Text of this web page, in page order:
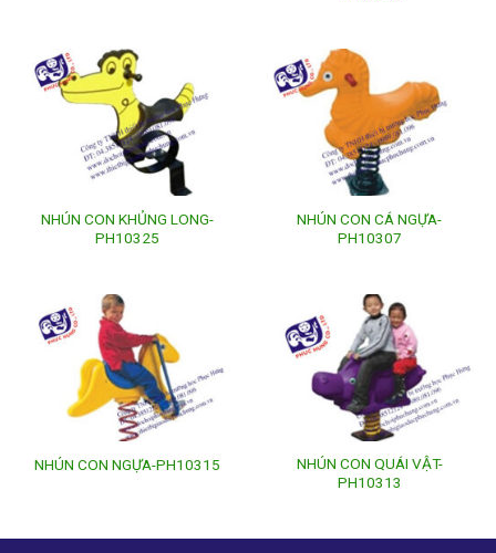
NHÚN CON KHỦNG LONG-
PH10325
NHÚN CON CÁ NGỰA-
PH10307
NHÚN CON NGỰA-PH10315
NHÚN CON QUÁI VẬT-
PH10313